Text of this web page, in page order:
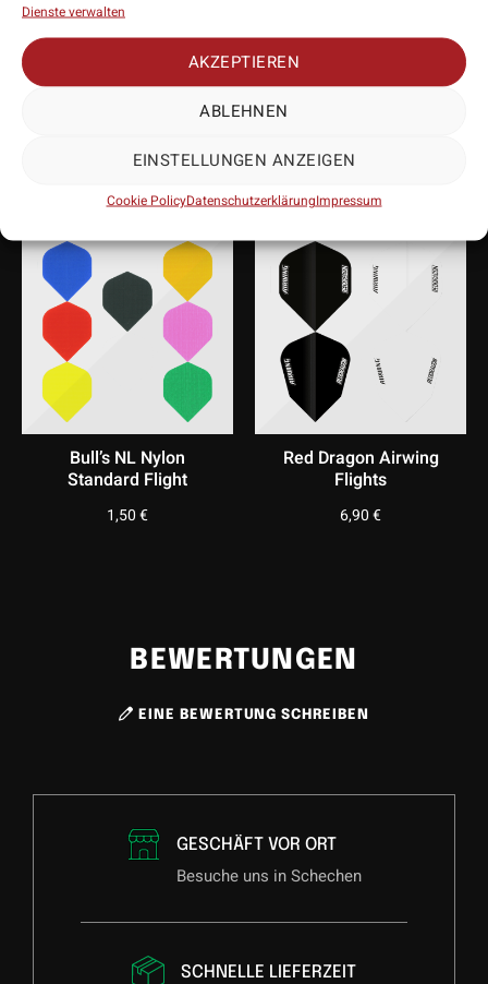
Dienste verwalten
AKZEPTIEREN
ABLEHNEN
EINSTELLUNGEN ANZEIGEN
Cookie PolicyDatenschutzerklärungImpressum
PASSENDES
ZUBEHÖR
Bull’s NL Nylon
Standard Flight
1,50€
Red Dragon Airwing
Flights
6,90€
BEWERTUNGEN
EINE BEWERTUNG SCHREIBEN
GESCHÄFT VOR ORT
Besuche uns in Schechen
SCHNELLE LIEFERZEIT